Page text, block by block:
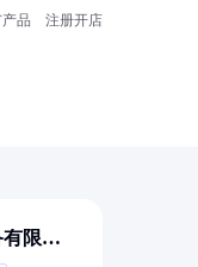
品 注册开店
限公